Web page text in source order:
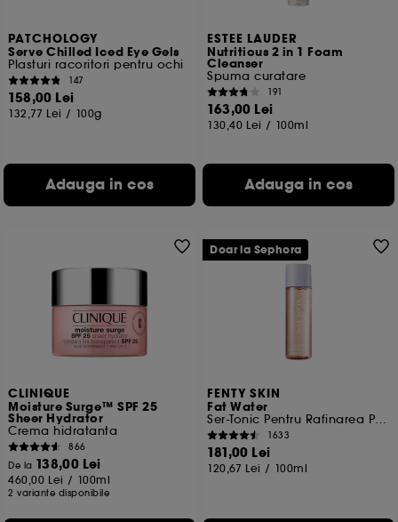
PATCHOLOGY
Serve Chilled Iced Eye Gels
Plasturi racoritori pentru ochi
147
158,00 Lei
132,77 Lei / 100g
Adauga in cos
ESTEE LAUDER
Nutritious 2 in 1 Foam
Cleanser
Spuma curatare
191
163,00 Lei
130,40 Lei / 100ml
Adauga in cos
CLINIQUE
Moisture Surge™ SPF 25
Sheer Hydrator
Crema hidratanta
866
De la 138,00 Lei
460,00 Lei / 100ml
2 variante disponibile
FENTY SKIN
Fat Water
Ser-Tonic Pentru Rafinarea Porilor
1633
181,00 Lei
120,67 Lei / 100ml
Doar la Sephora